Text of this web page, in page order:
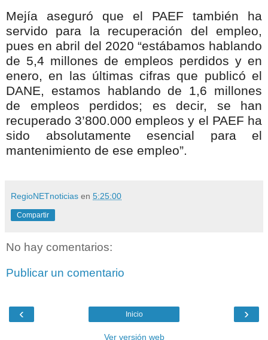
Mejía aseguró que el PAEF también ha
servido para la recuperación del empleo,
pues en abril del 2020 “estábamos hablando
de 5,4 millones de empleos perdidos y en
enero, en las últimas cifras que publicó el
DANE, estamos hablando de 1,6 millones
de empleos perdidos; es decir, se han
recuperado 3’800.000 empleos y el PAEF ha
sido absolutamente esencial para el
mantenimiento de ese empleo”.
RegioNETnoticias en 5:25:00
Compartir
No hay comentarios:
Publicar un comentario
‹ ›
Inicio
Ver versión web